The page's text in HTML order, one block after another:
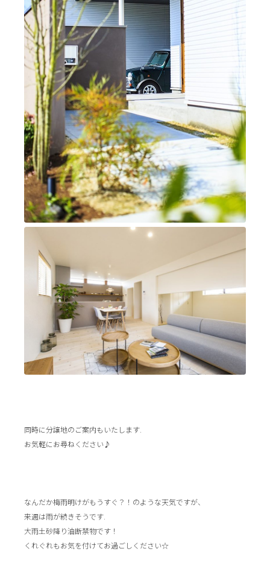
同時に分譲地のご案内もいたします.
お気軽にお尋ねください♪
なんだか梅雨明けがもうすぐ？！のような天気ですが、
来週は雨が続きそうです.
大雨土砂降り油断禁物です！
くれぐれもお気を付けてお過ごしください☆